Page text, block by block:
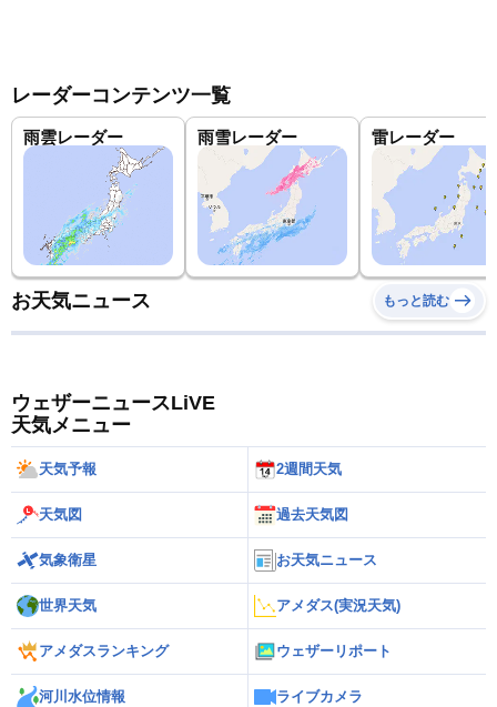
レーダーコンテンツ一覧
雨雲レーダー 雨雪レーダー 雷レーダー
お天気ニュース もっと読む
ウェザーニュースLiVE
天気メニュー
天気予報 2週間天気
天気図 過去天気図
気象衛星 お天気ニュース
世界天気 アメダス(実況天気)
アメダスランキング ウェザーリポート
河川水位情報 ライブカメラ